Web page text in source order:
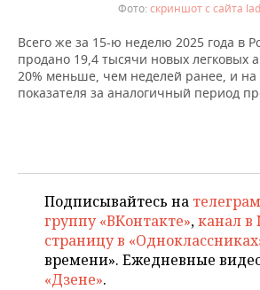
скриншот с сайта
Всего же за 15-ю неделю 2025 года в
продано 19,4 тысячи новых легковых
20% меньше, чем неделей ранее, и
показателя за аналогичный период
Подписывайтесь на
группу «ВКонтакте»,канал в
страницу в
времени». Ежедневные
«Дзене».